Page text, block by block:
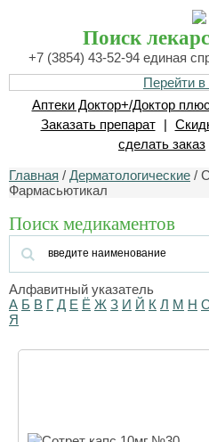
Поиск
+7 (3854) 43-52-94 единая
Перейти в
Аптеки Доктор+/Доктор плюс
Заказать препарат
|
сделать заказ
Главная / Дерматологические /
Фармасьютикал
Поиск медикаментов
Алфавитный указатель
А Б В Г Д Е Ё Ж З И Й К Л М Н
Я